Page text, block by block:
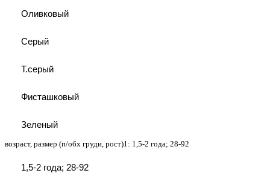
Оливковый
Серый
Т.серый
Фисташковый
Зеленый
возраст, размер (п/обх груди, рост)1: 1,5-2 года; 28-92
1,5-2 года; 28-92